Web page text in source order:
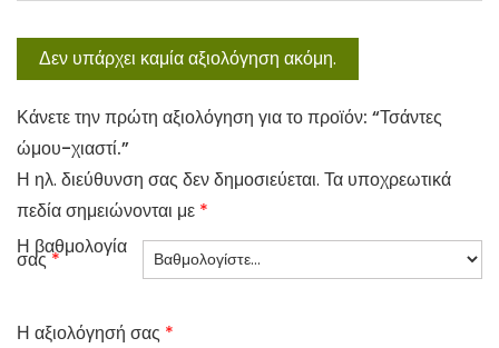
Δεν υπάρχει καμία αξιολόγηση ακόμη.
Κάνετε την πρώτη αξιολόγηση για το προϊόν: “Τσάντες
ώμου-χιαστί.”
Η ηλ. διεύθυνση σας δεν δημοσιεύεται. Τα υποχρεωτικά
πεδία σημειώνονται με *
Η βαθμολογία
σας*
Η αξιολόγησή σας *